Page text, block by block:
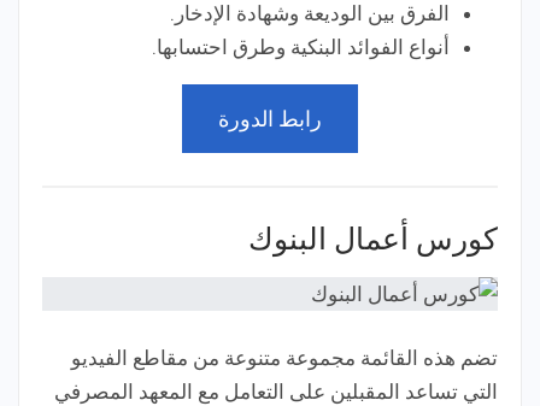
الفرق بين الوديعة وشهادة الإدخار.
أنواع الفوائد البنكية وطرق احتسابها.
رابط الدورة
كورس أعمال البنوك
تضم هذه القائمة مجموعة متنوعة من مقاطع الفيديو
التي تساعد المقبلين على التعامل مع المعهد المصرفي